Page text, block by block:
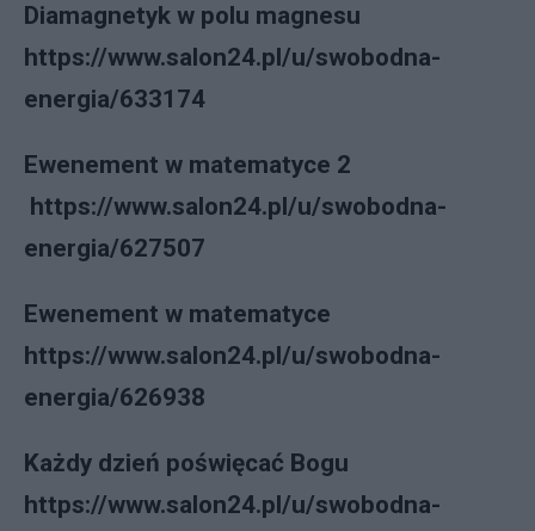
Diamagnetyk w polu magnesu
https://www.salon24.pl/u/swobodna-
energia/633174
Ewenement w matematyce 2
https://www.salon24.pl/u/swobodna-
energia/627507
Ewenement w matematyce
https://www.salon24.pl/u/swobodna-
energia/626938
Każdy dzień poświęcać Bogu
https://www.salon24.pl/u/swobodna-